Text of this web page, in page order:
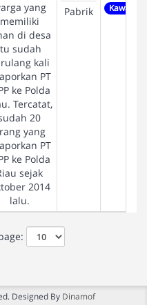
yang
memiliki
di desa
sudah
kali
PT
ke Polda
Tercatat,
20
yang
PT
ke Polda
sejak
2014
lalu.
Pabrik Kawasan
Designed By Dinamof